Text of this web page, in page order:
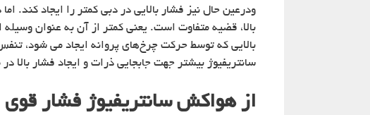
ودرعین حال نیز فشار بالایی در دبی کمتر را ایجاد کند.
بالا، قضیه متفاوت است. یعنی کمتر از آن به عنوان
بالایی که توسط حرکت چرخ‌های پروانه ایجاد می شود،
سانتریفیوژ بیشتر جهت جابجایی ذرات و ایجاد فشار
از هواکش سانتریفیوژ فشار قوی